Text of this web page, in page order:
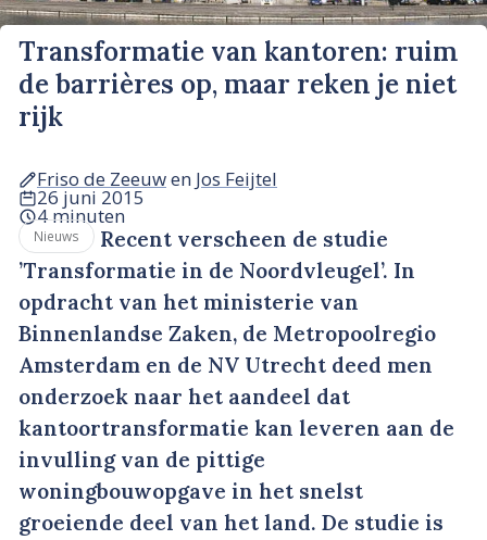
Transformatie van kantoren: ruim
de barrières op, maar reken je niet
rijk
Friso de Zeeuwen Jos Feijtel
26 juni 2015
4 minuten
Nieuws
Recent verscheen de studie
’Transformatie in de Noordvleugel’. In
opdracht van het ministerie van
Binnenlandse Zaken, de Metropoolregio
Amsterdam en de NV Utrecht deed men
onderzoek naar het aandeel dat
kantoortransformatie kan leveren aan de
invulling van de pittige
woningbouwopgave in het snelst
groeiende deel van het land. De studie is